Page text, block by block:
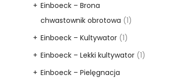
Einboeck – Brona
chwastownik obrotowa (1)
Einboeck – Kultywator (1)
Einboeck – Lekki kultywator (1)
Einboeck – Pielęgnacja